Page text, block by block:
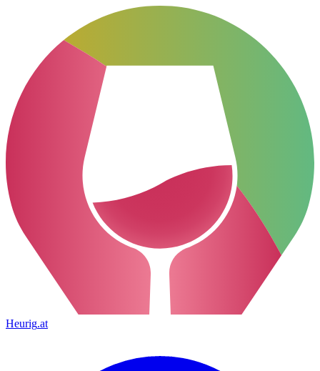
Heurig.at